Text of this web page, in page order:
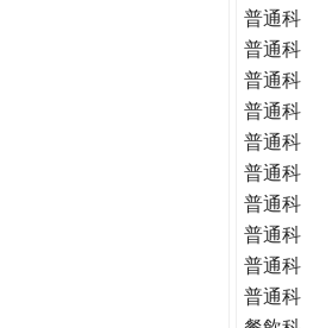
普通科
普通科
普通科
普通科
普通科
普通科
普通科
普通科
普通科
普通科